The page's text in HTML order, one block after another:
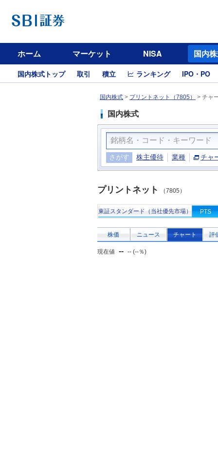
ホーム マーケット NISA 国内
国内株式トップ 取引 積立 ランキング IPO・PO
国内株式 > プリントネット（7805） > チャ
国内株式
さがす 株主優待 業種 チャ
プリントネット （7805）
東証スタンダード（当社優先市場） PTS
株価 ニュース チャート 評
現在値 -- -- (--％)